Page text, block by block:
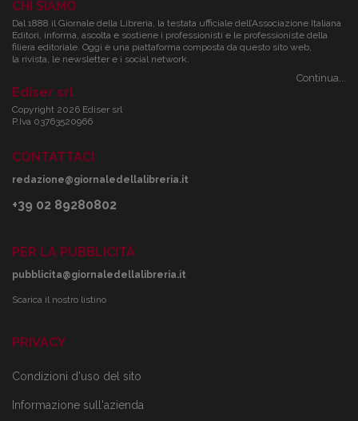
CHI SIAMO
Dal 1888 il Giornale della Libreria, la testata ufficiale dell’Associazione Italiana
Editori, informa, ascolta e sostiene i professionisti e le professioniste della
filiera editoriale. Oggi è una piattaforma composta da questo sito web,
la rivista, le newsletter e i social network.
Continua...
Ediser srl
Copyright 2026 Ediser srl
P.Iva 03763520966
CONTATTACI
redazione@giornaledellalibreria.it
+39 02 89280802
PER LA PUBBLICITÀ
pubblicita@giornaledellalibreria.it
Scarica il nostro listino
PRIVACY
Condizioni d'uso del sito
Informazione sull'azienda